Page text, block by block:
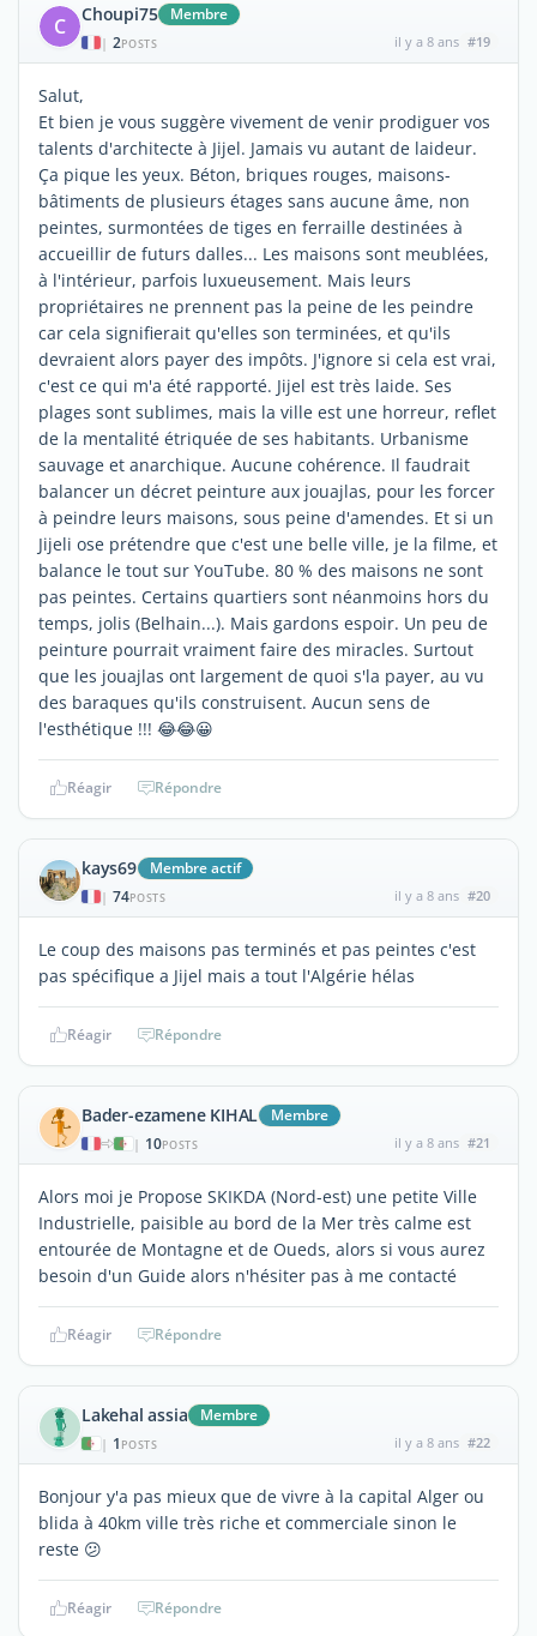
C Choupi75 Membre
| 2POSTS il y a 8 ans #19
Salut,
Et bien je vous suggère vivement de venir prodiguer vos
talents d'architecte à Jijel. Jamais vu autant de laideur.
Ça pique les yeux. Béton, briques rouges, maisons-
bâtiments de plusieurs étages sans aucune âme, non
peintes, surmontées de tiges en ferraille destinées à
accueillir de futurs dalles... Les maisons sont meublées,
à l'intérieur, parfois luxueusement. Mais leurs
propriétaires ne prennent pas la peine de les peindre
car cela signifierait qu'elles son terminées, et qu'ils
devraient alors payer des impôts. J'ignore si cela est vrai,
c'est ce qui m'a été rapporté. Jijel est très laide. Ses
plages sont sublimes, mais la ville est une horreur, reflet
de la mentalité étriquée de ses habitants. Urbanisme
sauvage et anarchique. Aucune cohérence. Il faudrait
balancer un décret peinture aux jouajlas, pour les forcer
à peindre leurs maisons, sous peine d'amendes. Et si un
Jijeli ose prétendre que c'est une belle ville, je la filme, et
balance le tout sur YouTube. 80 % des maisons ne sont
pas peintes. Certains quartiers sont néanmoins hors du
temps, jolis (Belhain...). Mais gardons espoir. Un peu de
peinture pourrait vraiment faire des miracles. Surtout
que les jouajlas ont largement de quoi s'la payer, au vu
des baraques qu'ils construisent. Aucun sens de
l'esthétique !!! 😂😂😀
Réagir Répondre
kays69 Membre actif
| 74POSTS il y a 8 ans #20
Le coup des maisons pas terminés et pas peintes c'est
pas spécifique a Jijel mais a tout l'Algérie hélas
Réagir Répondre
Bader-ezamene KIHAL Membre
| 10POSTS il y a 8 ans #21
Alors moi je Propose SKIKDA (Nord-est) une petite Ville
Industrielle, paisible au bord de la Mer très calme est
entourée de Montagne et de Oueds, alors si vous aurez
besoin d'un Guide alors n'hésiter pas à me contacté
Réagir Répondre
Lakehal assia Membre
| 1 POSTS il y a 8 ans #22
Bonjour y'a pas mieux que de vivre à la capital Alger ou
blida à 40km ville très riche et commerciale sinon le
reste 😕
Réagir Répondre